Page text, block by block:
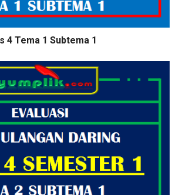
4 Tema 1 Subtema 1